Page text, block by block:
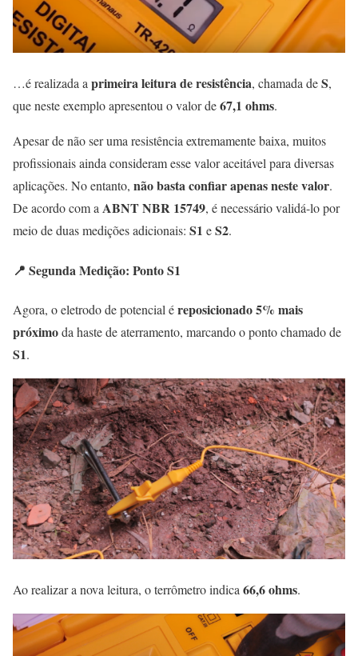
…é realizada aprimeira leitura de resistência, chamada deS,
que neste exemplo apresentou o valor de67,1 ohms.
Apesar de não ser uma resistência extremamente baixa, muitos
profissionais ainda consideram esse valor aceitável para diversas
aplicações. No entanto, não basta confiar apenas neste valor.
De acordo com aABNT NBR 15749, é necessário validá-lo por
meio de duas medições adicionais: S1 eS2.
📍 Segunda Medição: Ponto S1
Agora, o eletrodo de potencial éreposicionado 5% mais
próximoda haste de aterramento, marcando o ponto chamado de
S1.
Ao realizar a nova leitura, o terrômetro indica66,6 ohms.